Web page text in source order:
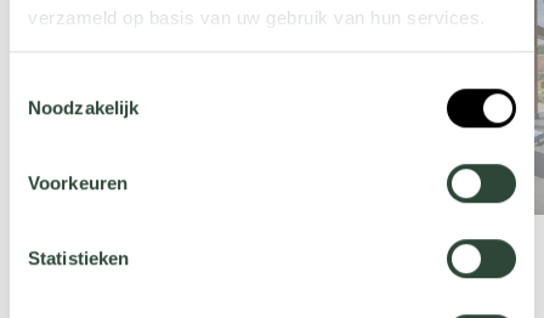
verzameld op basis van uw gebruik van hun services.
jehier.
Noodzakelijk
Voorkeuren
Statistieken